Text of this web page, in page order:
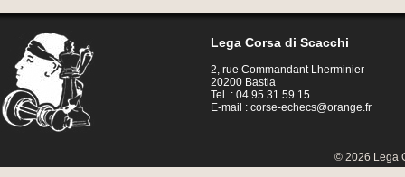
Lega Corsa di Scacchi
2, rue Commandant Lherminier
20200 Bastia
Tel. : 04 95 31 59 15
E-mail :corse-echecs@orange.fr
© 2026 Lega